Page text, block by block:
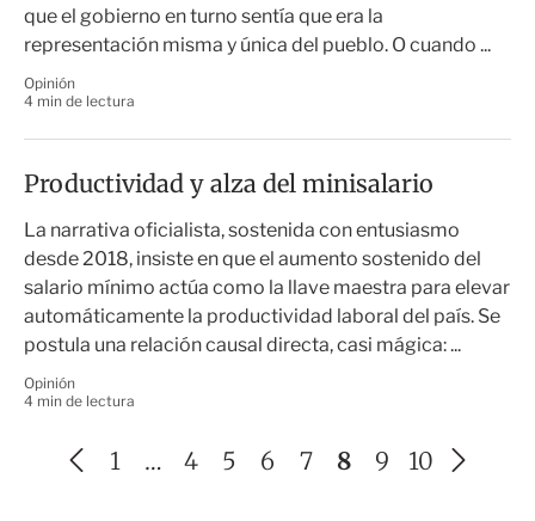
que el gobierno en turno sentía que era la
representación misma y única del pueblo. O cuando ...
Opinión
4 min de lectura
Productividad y alza del minisalario
La narrativa oficialista, sostenida con entusiasmo
desde 2018, insiste en que el aumento sostenido del
salario mínimo actúa como la llave maestra para elevar
automáticamente la productividad laboral del país. Se
postula una relación causal directa, casi mágica: ...
Opinión
4 min de lectura
1 … 4 5 6 7 8 9 10